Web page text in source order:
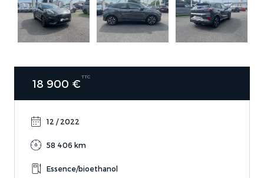
18 900 €
TTC
12 / 2022
58 406 km
Essence/bioethanol